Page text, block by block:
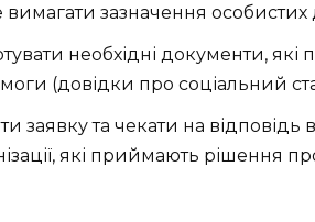
зазначення особистих
необхідні документи,
(довідки про соціальний
заявку та чекати на відповідь
які приймають рішення